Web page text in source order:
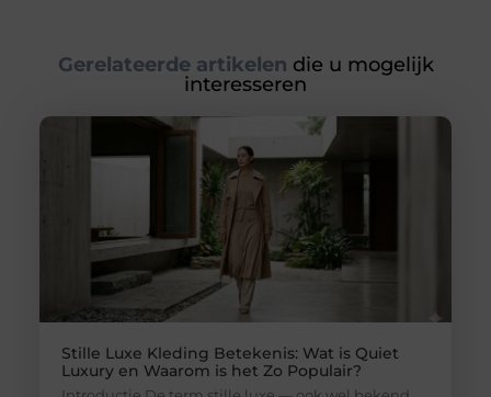
Gerelateerde artikelen die u mogelijk
interesseren
Stille Luxe Kleding Betekenis: Wat is Quiet
Luxury en Waarom is het Zo Populair?